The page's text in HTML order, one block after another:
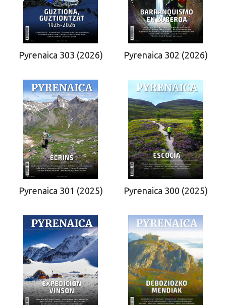
Pyrenaica 303 (2026) Pyrenaica 302 (2026)
Pyrenaica 301 (2025) Pyrenaica 300 (2025)